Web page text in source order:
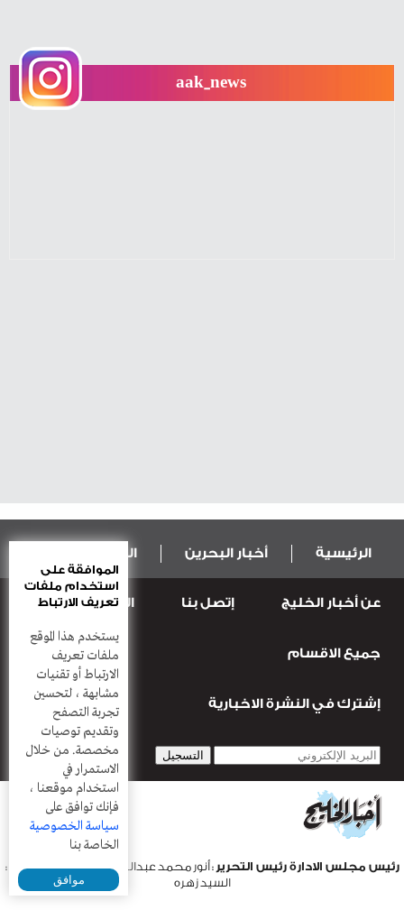
aak_news
الرئيسية أخبار البحرين المال و الاقتصاد
عربية ودولية الرياضة
قضـايــا وحـــوادث أعمدة
عن أخبار الخليج إتصل بنا المطبعة
جميع الاقسام
إشترك في النشرة الاخبارية
رئيس مجلس الادارة رئيس التحرير : أنور محمد عبدالرحمن |مدير التحرير :
السيد زهره
الموافقة على
استخدام ملفات
تعريف الارتباط
يستخدم هذا الموقع
ملفات تعريف
الارتباط أو تقنيات
مشابهة ، لتحسين
تجربة التصفح
وتقديم توصيات
مخصصة. من خلال
الاستمرار في
استخدام موقعنا ،
فإنك توافق على
سياسة الخصوصية
الخاصة بنا
موافق